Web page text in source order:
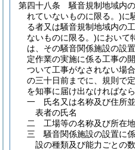
第四十八条
騒音規制地域内
れていないものに限る。)に
る者又は騒音規制地域内の
ないものに限る。)において
は、その騒音関係施設の設
定作業の実施に係る工事の
ついて工事がなされない場
の三十日前までに、規則で
を知事に届け出なければなら
一
氏名又は名称及び住所
表者の氏名
二
工場等の名称及び所在地
三
騒音関係施設の設置に
設の種類及び能力ごとの